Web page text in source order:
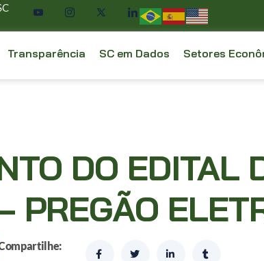
Transparência SC em Dados Setores
DO EDITAL